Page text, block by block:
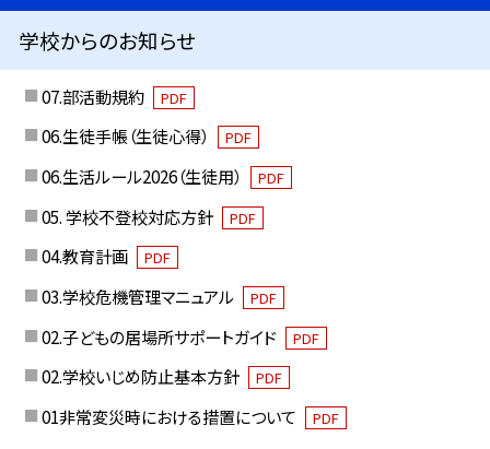
学校からのお知らせ
07.部活動規約 PDF
06.生徒手帳（生徒心得） PDF
06.生活ルール2026（生徒用） PDF
05. 学校不登校対応方針 PDF
04.教育計画 PDF
03.学校危機管理マニュアル PDF
02.子どもの居場所サポートガイド PDF
02.学校いじめ防止基本方針 PDF
01非常変災時における措置について PDF